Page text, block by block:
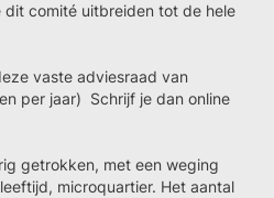
dit comité uitbreiden tot de hele
vaste adviesraad van
per jaar) Schrijf je dan online
getrokken, met een weging
microquartier. Het aantal